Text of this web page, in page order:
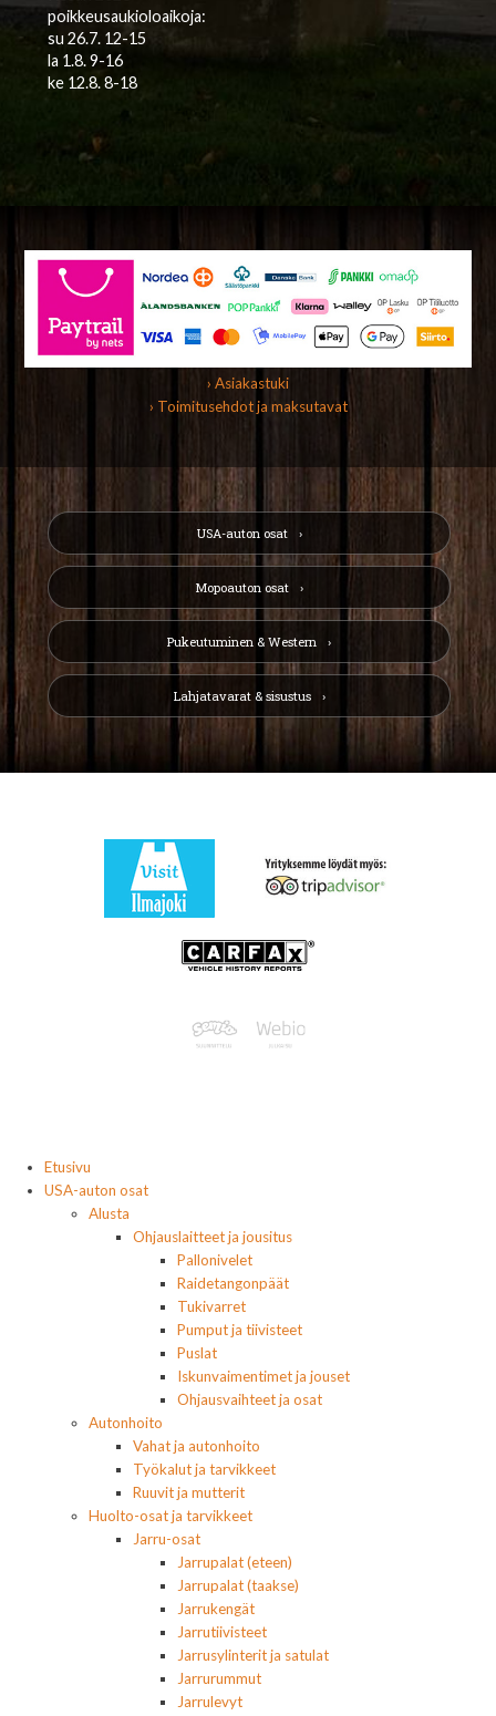
poikkeusaukioloaikoja:
su 26.7. 12-15
la 1.8. 9-16
ke 12.8. 8-18
› Asiakastuki
› Toimitusehdot ja maksutavat
USA-auton osat
Mopoauton osat
Pukeutuminen & Western
Lahjatavarat & sisustus
Etusivu
USA-auton osat
Alusta
Ohjauslaitteet ja jousitus
Pallonivelet
Raidetangonpäät
Tukivarret
Pumput ja tiivisteet
Puslat
Iskunvaimentimet ja jouset
Ohjausvaihteet ja osat
Autonhoito
Vahat ja autonhoito
Työkalut ja tarvikkeet
Ruuvit ja mutterit
Huolto-osat ja tarvikkeet
Jarru-osat
Jarrupalat (eteen)
Jarrupalat (taakse)
Jarrukengät
Jarrutiivisteet
Jarrusylinterit ja satulat
Jarrurummut
Jarrulevyt